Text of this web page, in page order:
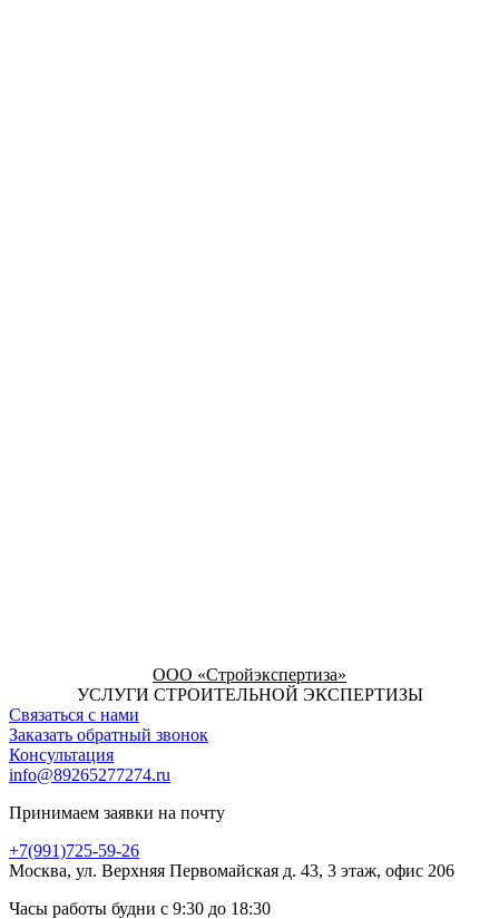
ООО «Стройэкспертиза»
УСЛУГИ СТРОИТЕЛЬНОЙ ЭКСПЕРТИЗЫ
Связаться с нами
Заказать обратный звонок
Консультация
info@89265277274.ru
Принимаем заявки на почту
+7(991)725-59-26
Москва, ул. Верхняя Первомайская д. 43, 3 этаж, офис 206
Часы работы будни с 9:30 до 18:30